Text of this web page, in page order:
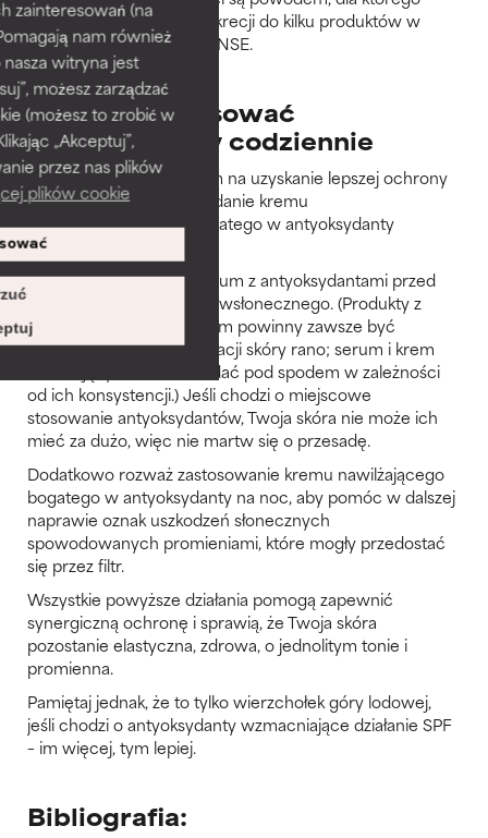
zainteresowań (na
nam również
witryna jest
możesz zarządzać
(możesz to zrobić w
„Akceptuj”,
przez nas plików
plików cookie
dodaliśmy korzeń lukrecji do kilku produktów w
naszej kolekcji DEFENSE.
Kiedy i jak stosować
antyoksydanty codziennie
Najłatwiejszym sposobem na uzyskanie lepszej ochrony
środowiskowej jest nakładanie kremu
przeciwsłonecznego bogatego w antyoksydanty
każdego ranka.
Możesz również użyć serum z antyoksydantami przed
nałożeniem kremu przeciwsłonecznego. (Produkty z
filtrem przeciwsłonecznym powinny zawsze być
ostatnim krokiem pielęgnacji skóry rano; serum i krem
nawilżający można nakładać pod spodem w zależności
od ich konsystencji.) Jeśli chodzi o miejscowe
stosowanie antyoksydantów, Twoja skóra nie może ich
mieć za dużo, więc nie martw się o przesadę.
Dodatkowo rozważ zastosowanie kremu nawilżającego
bogatego w antyoksydanty na noc, aby pomóc w dalszej
naprawie oznak uszkodzeń słonecznych
spowodowanych promieniami, które mogły przedostać
się przez filtr.
Wszystkie powyższe działania pomogą zapewnić
synergiczną ochronę i sprawią, że Twoja skóra
pozostanie elastyczna, zdrowa, o jednolitym tonie i
promienna.
Pamiętaj jednak, że to tylko wierzchołek góry lodowej,
jeśli chodzi o antyoksydanty wzmacniające działanie SPF
– im więcej, tym lepiej.
Bibliografia: